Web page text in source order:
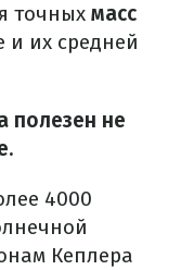
точных масс
и их средней
полезен не
4000
Кеплера